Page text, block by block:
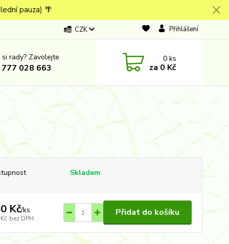
pauza) 🌴
CZK Přihlášení
rady? Zavolejte.
028 663
0ks
za 0 Kč
Skladem
Kč/ks
bez DPH
Přidat do košíku